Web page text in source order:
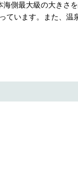
側最大級の大きさ
ています。また、温